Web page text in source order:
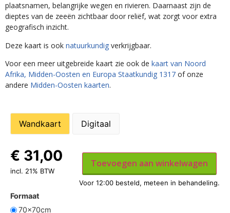
plaatsnamen, belangrijke wegen en rivieren. Daarnaast zijn de
dieptes van de zeeën zichtbaar door reliëf, wat zorgt voor extra
geografisch inzicht.
Deze kaart is ook natuurkundig verkrijgbaar.
Voor een meer uitgebreide kaart zie ook de kaart van Noord
Afrika, Midden-Oosten en Europa Staatkundig 1317 of onze
andere Midden-Oosten kaarten.
Wandkaart Digitaal
Formaat
70x70cm
€ 31,00
incl. 21% BTW
Toevoegen aan winkelwagen